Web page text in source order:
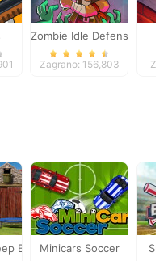
Zombie Idle Defense
Zagrano: 156,803
Baahmy Golf
Minicars Soccer